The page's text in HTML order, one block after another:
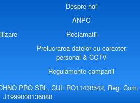
Despre noi
ANPC
Reclamatii
Prelucrarea datelor cu caracter
personal & CCTV
Regulamente campanii
PRO SRL, CUI: RO11430542, Reg. Com.
J1999000136080